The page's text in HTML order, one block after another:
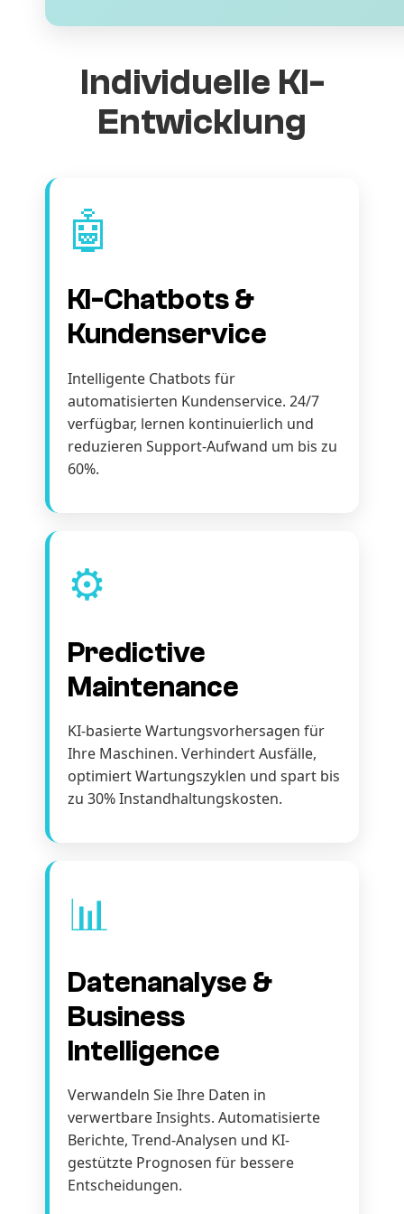
Individuelle KI-
Entwicklung
🤖
KI-Chatbots &
Kundenservice
Intelligente Chatbots für
automatisierten Kundenservice. 24/7
verfügbar, lernen kontinuierlich und
reduzieren Support-Aufwand um bis zu
60%.
⚙️
Predictive
Maintenance
KI-basierte Wartungsvorhersagen für
Ihre Maschinen. Verhindert Ausfälle,
optimiert Wartungszyklen und spart bis
zu 30% Instandhaltungskosten.
📊
Datenanalyse &
Business
Intelligence
Verwandeln Sie Ihre Daten in
verwertbare Insights. Automatisierte
Berichte, Trend-Analysen und KI-
gestützte Prognosen für bessere
Entscheidungen.